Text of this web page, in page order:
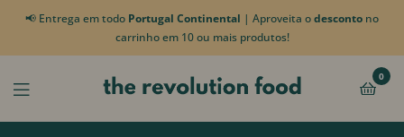
📢 Entrega em todo Portugal Continental | Aproveita odesconto no
carrinho em 10 ou mais produtos!
0